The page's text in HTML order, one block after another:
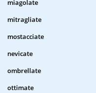
miagolate
mitragliate
mostacciate
nevicate
ombrellate
ottimate